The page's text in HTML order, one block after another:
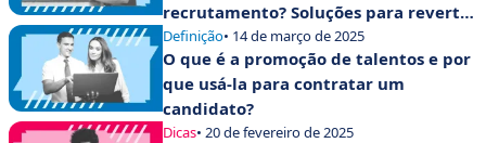
recrutamento? Soluções para reverter
a tendência
Definição• 14 de março de 2025
O que é a promoção de talentos e por
que usá-la para contratar um
candidato?
Dicas• 20 de fevereiro de 2025